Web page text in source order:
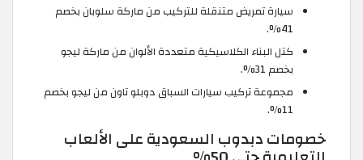
سيارة تمريض متنقلة للتركيب من ماركة سلوبان بخصم
41%.
كتل البناء الكلاسيكية متعددة الألوان من ماركة ليجو
بخصم 31%.
مجموعة تركيب سيارات السباق دوبلو تاون من ليجو بخصم
11%.
خصومات دبدوب السعودية على الألعاب